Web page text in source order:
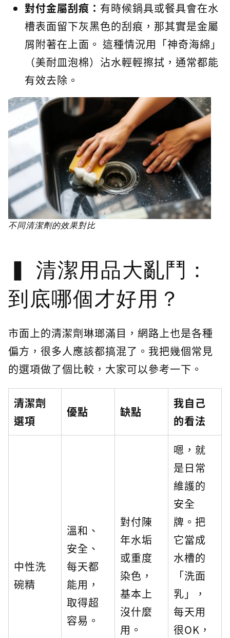
對付金屬刮痕： 有時候鍋具或餐具會在水
槽表面留下灰黑色的刮痕，那其實是金屬
屑附著在上面。 這種情況用「神奇海綿」
（美耐皿泡棉）沾水輕輕擦拭，通常都能
有效去除。
不同清潔劑的效果對比
清潔用品大亂鬥：
到底哪個才好用？
市面上的清潔劑琳瑯滿目，網路上也是各種
偏方，很多人應該都搞混了。我把幾個常見
的選項做了個比較，大家可以參考一下。
清潔劑
選項
優點 缺點
我自己
的看法
中性洗
碗精
溫和、
安全、
每天都
能用，
取得超
容易。
對付陳
年水垢
或重度
染色，
基本上
沒什麼
用。
嗯，就
是日常
維護的
安全
牌。把
它當成
水槽的
「洗面
乳」，
每天用
很OK，